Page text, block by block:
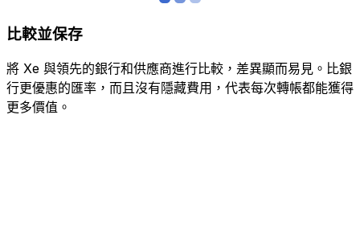
比較並保存
將 Xe 與領先的銀行和供應商進行比較，差異顯而易見。比銀
行更優惠的匯率，而且沒有隱藏費用，代表每次轉帳都能獲得
更多價值。